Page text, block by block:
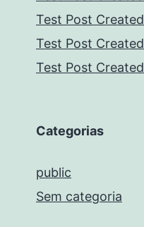
Test Post Created
Test Post Created
Test Post Created
Categorias
public
Sem categoria